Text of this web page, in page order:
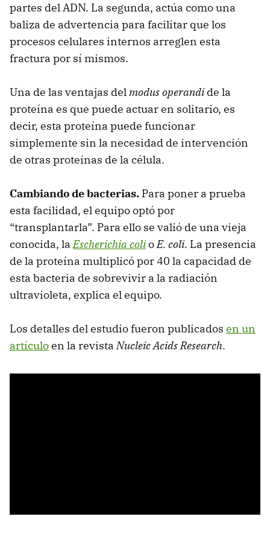
partes del ADN. La segunda, actúa como una
baliza de advertencia para facilitar que los
procesos celulares internos arreglen esta
fractura por sí mismos.
Una de las ventajas delmodus operandide la
proteína es que puede actuar en solitario, es
decir, esta proteína puede funcionar
simplemente sin la necesidad de intervención
de otras proteínas de la célula.
Cambiando de bacterias. Para poner a prueba
esta facilidad, el equipo optó por
“transplantarla”. Para ello se valió de una vieja
conocida, laEscherichia colioE. coli. La presencia
de la proteína multiplicó por 40 la capacidad de
esta bacteria de sobrevivir a la radiación
ultravioleta, explica el equipo.
Los detalles del estudio fueron publicados en un
artículoen la revistaNucleic Acids Research.